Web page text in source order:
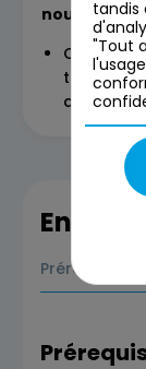
nouveau
accélérer
En
Prérequis
tandis
"Tout